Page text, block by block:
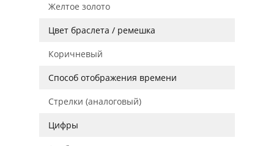
Желтое золото
Цвет браслета / ремешка
Коричневый
Способ отображения времени
Стрелки (аналоговый)
Цифры